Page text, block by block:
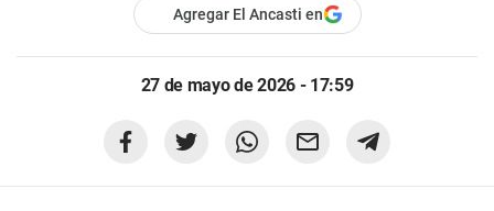
Agregar El Ancasti en
27 de mayo de 2026 - 17:59